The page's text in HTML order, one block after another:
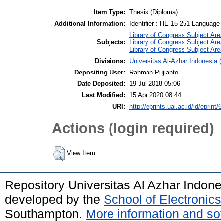
Item Type: Thesis (Diploma)
Additional Information:
Identifier : HE 15 251
Subjects:
Library of Congress Subject
Library of Congress Subject
Library of Congress Subject
Divisions:
Universitas Al-Azhar Indonesia
Depositing User:
Rahman Pujianto
Date Deposited:
19 Jul 2018 05:06
Last Modified:
15 Apr 2020 08:44
URI:
http://eprints.uai.ac.id/id/eprint/
Actions (login required)
View Item
Repository Universitas Al Azhar
developed by the School of
Southampton. More information and